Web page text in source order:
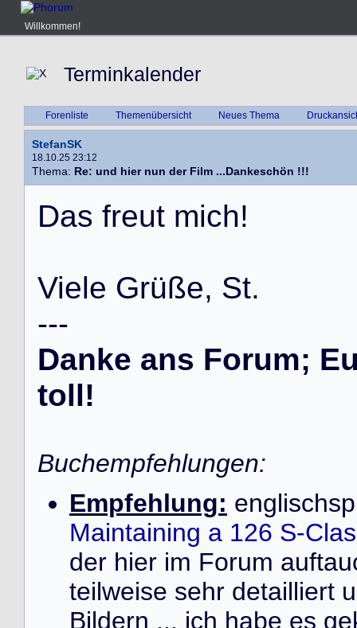
Willkommen!
Terminkalender
Forenliste Themenübersicht Neues Thema
StefanSK
18.10.25 23:12
Thema: Re: und hier nun der Film ...Dankeschön !!!
Das freut mich!
Viele Grüße, St.
---
Danke ans Forum;
toll!
Buchempfehlungen:
Empfehlung:
Maintaining a 126 S-
der hier im Forum
teilweise sehr detailliert
Bildern ... ich habe es